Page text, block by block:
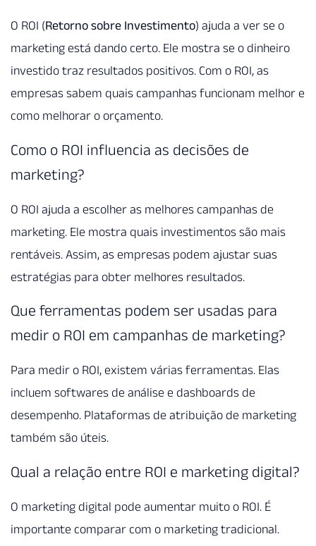
O ROI (Retorno sobre Investimento) ajuda a ver se o
marketing está dando certo. Ele mostra se o dinheiro
investido traz resultados positivos. Com o ROI, as
empresas sabem quais campanhas funcionam melhor e
como melhorar o orçamento.
Como o ROI influencia as decisões de
marketing?
O ROI ajuda a escolher as melhores campanhas de
marketing. Ele mostra quais investimentos são mais
rentáveis. Assim, as empresas podem ajustar suas
estratégias para obter melhores resultados.
Que ferramentas podem ser usadas para
medir o ROI em campanhas de marketing?
Para medir o ROI, existem várias ferramentas. Elas
incluem softwares de análise e dashboards de
desempenho. Plataformas de atribuição de marketing
também são úteis.
Qual a relação entre ROI e marketing digital?
O marketing digital pode aumentar muito o ROI. É
importante comparar com o marketing tradicional.